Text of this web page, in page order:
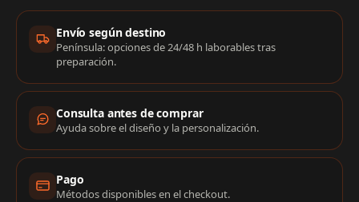
Información de compra
Envío según destino
Península: opciones de 24/48 h laborables tras
preparación.
Consulta antes de comprar
Ayuda sobre el diseño y la personalización.
Pago
Métodos disponibles en el checkout.